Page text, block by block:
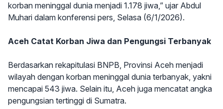
korban meninggal dunia menjadi 1.178 jiwa,” ujar Abdul
Muhari dalam konferensi pers, Selasa (6/1/2026).
Aceh Catat Korban Jiwa dan Pengungsi Terbanyak
Berdasarkan rekapitulasi BNPB, Provinsi Aceh menjadi
wilayah dengan korban meninggal dunia terbanyak, yakni
mencapai 543 jiwa. Selain itu, Aceh juga mencatat angka
pengungsian tertinggi di Sumatra.